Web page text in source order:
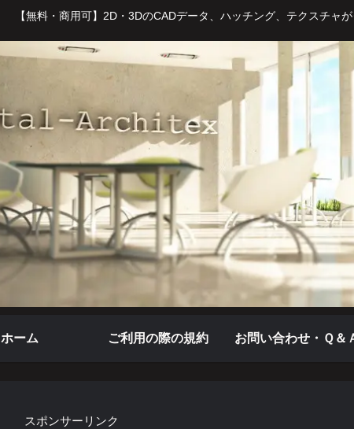
【無料・商用可】2D・3DのCADデータ、ハッチング、テクスチャ
ホーム ご利用の際の規約 お問い合わせ・Ｑ＆
スポンサーリンク